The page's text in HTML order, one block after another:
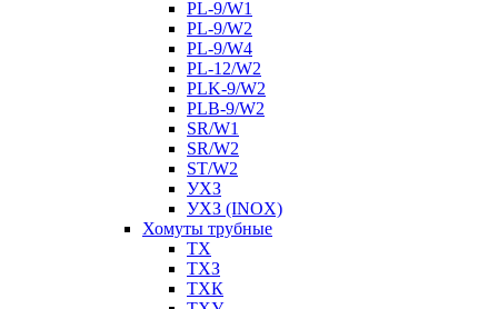
PL-9/W1
PL-9/W2
PL-9/W4
PL-12/W2
PLK-9/W2
PLB-9/W2
SR/W1
SR/W2
ST/W2
УХЗ
УХЗ (INOX)
Хомуты трубные
ТХ
ТХЗ
ТХК